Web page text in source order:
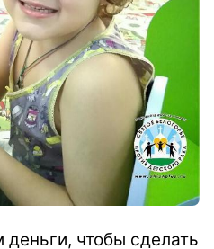
чтобы сделать